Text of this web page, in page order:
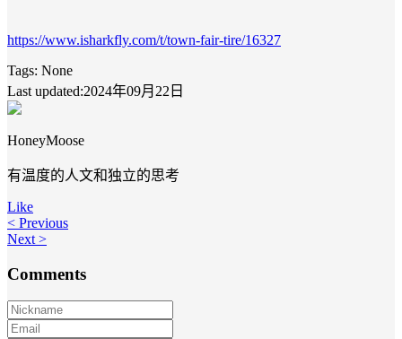
https://www.isharkfly.com/t/town-fair-tire/16327
Tags: None
Last updated:2024年09月22日
HoneyMoose
有温度的人文和独立的思考
Like
< Previous
Next >
Comments